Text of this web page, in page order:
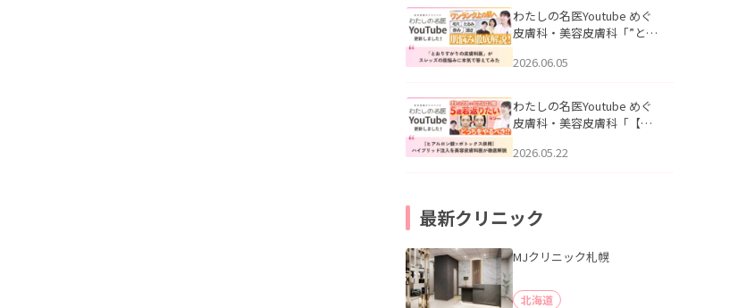
公開いたしました。
わたしの名医Youtube めぐ
皮膚科・美容皮膚科「”とお
ッズの肌悩みに本気で答え
た。
2026.06.05
わたしの名医Youtube めぐ
皮膚科・美容皮膚科「【ヒ
用】ハイブリッド注入を美
2026.05.22
最新クリニック
MJクリニック札幌
北海道